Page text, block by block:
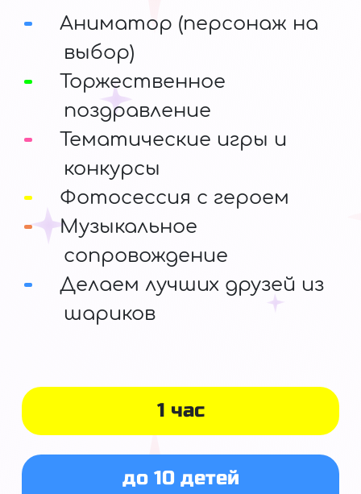
1 час
до 10 детей
Аниматор (персонаж на
выбор)
Торжественное
поздравление
Тематические игры и
конкурсы
Фотосессия с героем
Музыкальное
сопровождение
Делаем лучших друзей из
шариков